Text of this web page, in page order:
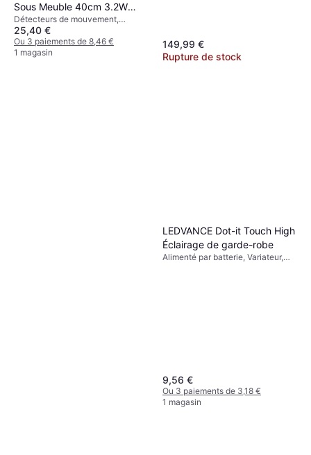
Sous Meuble 40cm 3.2W
270lm Éclairage de garde-
robe
Détecteurs de mouvement,
Variateur, LED, Blanc, Aluminium,
Gris, Aluminium, Classe IP: IP20,
IP65
25,40 €
Ou 3 paiements de 8,46 €
1 magasin
149,99 €
Rupture de stock
LEDVANCE Dot-it Touch High
Éclairage de garde-robe
Alimenté par batterie, Variateur,
9,56 €
Ou 3 paiements de 3,18 €
1 magasin